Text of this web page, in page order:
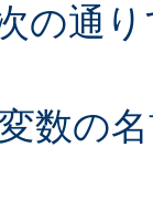
の通
数の